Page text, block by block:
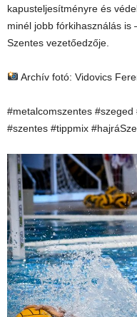
kapusteljesítményre és
minél jobb fórkihasználás is
Szentes vezetőedzője.
Archív fotó: Vidovics
#metalcomszentes
#szentes #tippmix